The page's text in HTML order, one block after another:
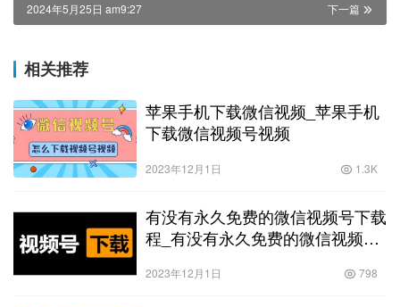
下一篇
2024年5月25日 am9:27
相关推荐
苹果手机下载微信视频_苹果手机
下载微信视频号视频
2023年12月1日 1.3K
有没有永久免费的微信视频号下载
程_有没有永久免费的微信视频号
2023年12月1日 798